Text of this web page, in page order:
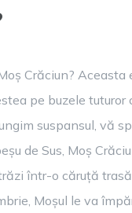
Crăciun? Aceasta
pe buzele tuturor
suspansul, vă
de Sus, Moș
într-o căruță trasă
Moșul le va